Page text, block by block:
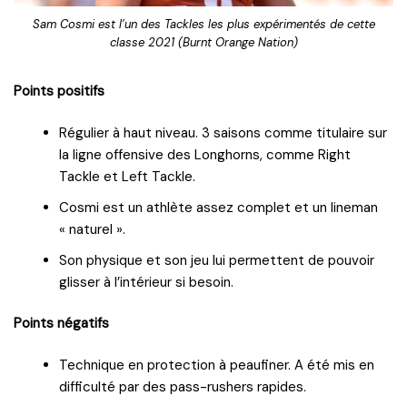
Sam Cosmi est l’un des Tackles les plus expérimentés de cette
classe 2021 (Burnt Orange Nation)
Points positifs
Régulier à haut niveau. 3 saisons comme titulaire sur
la ligne offensive des Longhorns, comme Right
Tackle et Left Tackle.
Cosmi est un athlète assez complet et un lineman
« naturel ».
Son physique et son jeu lui permettent de pouvoir
glisser à l’intérieur si besoin.
Points négatifs
Technique en protection à peaufiner. A été mis en
difficulté par des pass-rushers rapides.